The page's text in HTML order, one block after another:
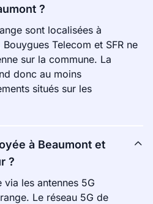
?
sont localisées à
Telecom et SFR ne
sur la commune. La
donc au moins
situés sur les
à Beaumont et
?
les antennes 5G
Le réseau 5G de